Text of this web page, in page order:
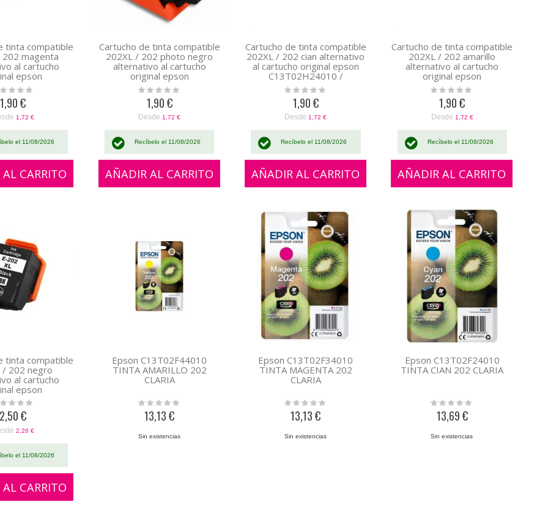
tinta compatible
202 magenta
al cartucho
epson
/
1,90 €
1,72 €
el 11/08/2026
CARRITO
Cartucho de tinta compatible
202XL / 202 photo negro
alternativo al cartucho
original epson
C13T02F14010 /
C13T02H14020
Rating:
1,90 €
Desde 1,72 €
Recíbelo el 11/08/2026
AÑADIR AL CARRITO
Cartucho de tinta compatible
202XL / 202 cian alternativo
al cartucho original epson
C13T02H24010 /
C13T02F24020
Rating:
1,90 €
Desde 1,72 €
Recíbelo el 11/08/2026
AÑADIR AL CARRITO
Cartucho de tinta compatible
202XL / 202 amarillo
alternativo al cartucho
original epson
C13T02H44010 /
C13T02F44020
Rating:
1,90 €
Desde 1,72 €
Recíbelo el 11/08/2026
AÑADIR AL CARRITO
tinta compatible
/ 202 negro
al cartucho
epson
/
2,50 €
2,26 €
el 11/08/2026
CARRITO
Epson C13T02F44010
TINTA AMARILLO 202
CLARIA
Rating:
13,13 €
Sin existencias
Epson C13T02F34010
TINTA MAGENTA 202
CLARIA
Rating:
13,13 €
Sin existencias
Epson C13T02F24010
TINTA CIAN 202 CLARIA
Rating:
13,69 €
Sin existencias